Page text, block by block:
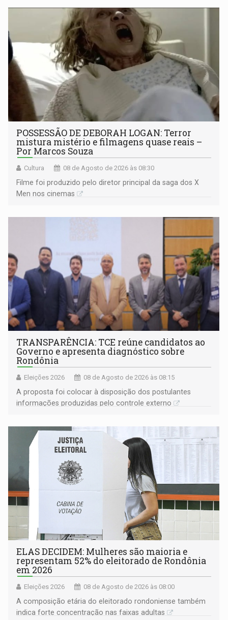
POSSESSÃO DE DEBORAH LOGAN: Terror
mistura mistério e filmagens quase reais –
Por Marcos Souza
Cultura 08 de Agosto de 2026 às 08:30
Filme foi produzido pelo diretor principal da saga dos X
Men nos cinemas
TRANSPARÊNCIA: TCE reúne candidatos ao
Governo e apresenta diagnóstico sobre
Rondônia
Eleições 2026 08 de Agosto de 2026 às 08:15
A proposta foi colocar à disposição dos postulantes
informações produzidas pelo controle externo
ELAS DECIDEM: Mulheres são maioria e
representam 52% do eleitorado de Rondônia
em 2026
Eleições 2026 08 de Agosto de 2026 às 08:00
A composição etária do eleitorado rondoniense também
indica forte concentração nas faixas adultas